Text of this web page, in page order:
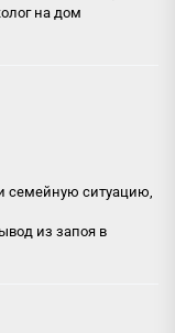
на дом
семейную ситуацию,
из запоя в